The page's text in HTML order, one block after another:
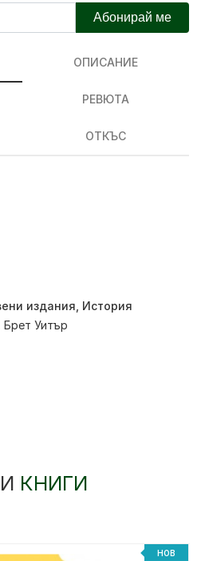
Абонирай ме
ОПИСАНИЕ
РЕВЮТА
ОТКЪС
издания История
Брет Уитър
КНИГИ
НОВ